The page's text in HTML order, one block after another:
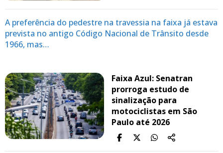
A preferência do pedestre na travessia na faixa já estava
prevista no antigo Código Nacional de Trânsito desde
1966, mas…
Faixa Azul: Senatran
prorroga estudo de
sinalização para
motociclistas em São
Paulo até 2026